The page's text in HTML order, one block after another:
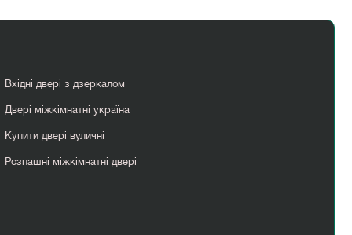
Вхідні двері з дзеркалом
Двері міжкімнатні україна
Купити двері вуличні
Розпашні міжкімнатні двері